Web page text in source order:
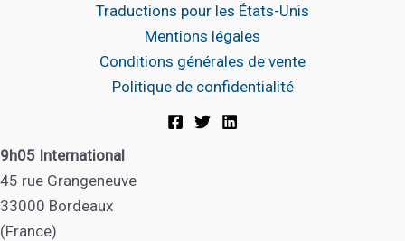
Traductions pour les États-Unis
Mentions légales
Conditions générales de vente
Politique de confidentialité
9h05 International
45 rue Grangeneuve
33000 Bordeaux
(France)